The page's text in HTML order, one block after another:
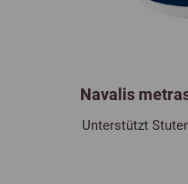
Navalis
Unterstützt